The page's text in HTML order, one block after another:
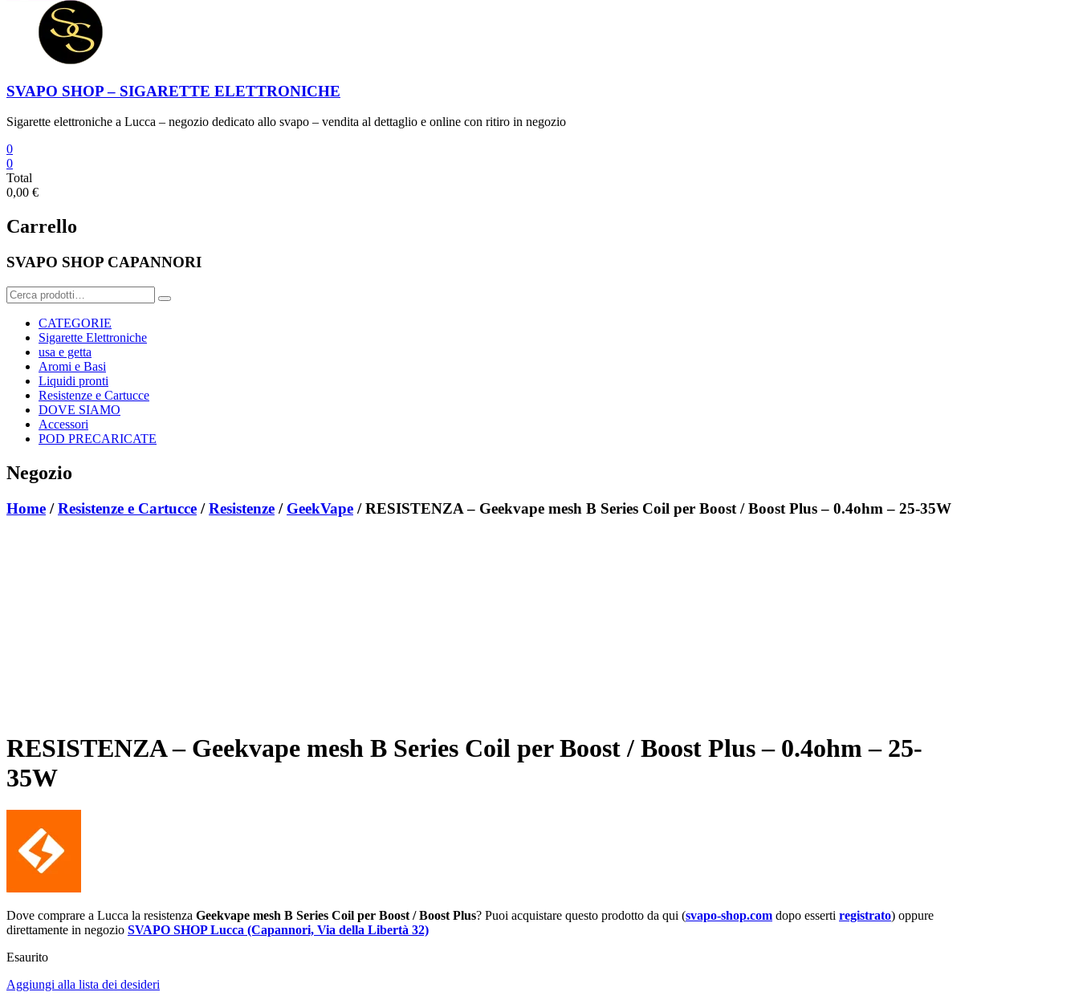
SVAPO SHOP – SIGARETTE ELETTRONICHE
Sigarette elettroniche a Lucca – negozio dedicato allo svapo – vendita al dettaglio e online con ritiro in negozio
0
0
Total
0,00 €
Carrello
SVAPO SHOP CAPANNORI
Cerca:
CATEGORIE
Sigarette Elettroniche
usa e getta
Aromi e Basi
Liquidi pronti
Resistenze e Cartucce
DOVE SIAMO
Accessori
POD PRECARICATE
Negozio
Home /Resistenze e Cartucce /Resistenze / GeekVape / RESISTENZA – Geekvape mesh B Series Coil per Boost / Boost Plus – 0.4ohm – 25-35W
RESISTENZA – Geekvape mesh B Series Coil per Boost / Boost Plus – 0.4ohm – 25-
35W
Dove comprare a Lucca la resistenza Geekvape mesh B Series Coil per Boost / Boost Plus? Puoi acquistare questo prodotto da qui (svapo-shop.com dopo esserti registrato) oppure
direttamente in negozio SVAPO SHOP Lucca (Capannori, Via della Libertà 32)
Esaurito
Aggiungi alla lista dei desideri